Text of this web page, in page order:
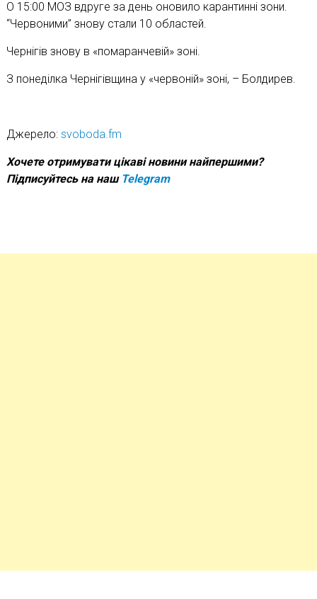
О 15:00 МОЗ вдруге за день оновило карантинні зони.
“Червоними” знову стали 10 областей.
Чернігів знову в «помаранчевій» зоні.
З понеділка Чернігівщина у «червоній» зоні, – Болдирев.
Джерело: svoboda.fm
Хочете отримувати цікаві новини найпершими?
Підписуйтесь на наш Telegram